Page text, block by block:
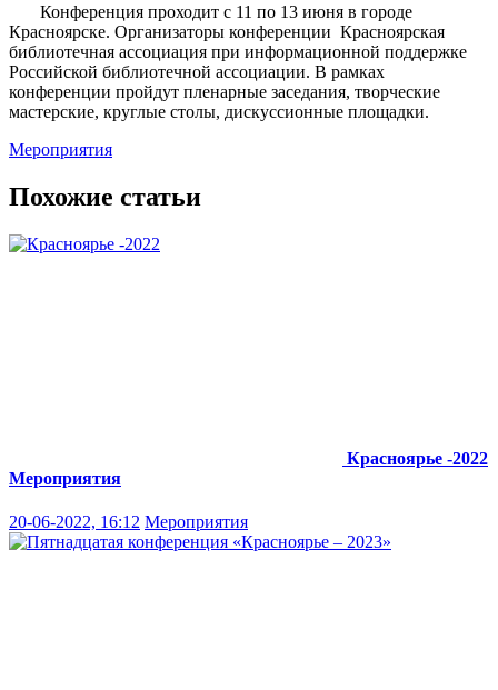
Конференция проходит с 11 по 13 июня в городе
Красноярске. Организаторы конференции Красноярская
библиотечная ассоциация при информационной поддержке
Российской библиотечной ассоциации. В рамках
конференции пройдут пленарные заседания, творческие
мастерские, круглые столы, дискуссионные площадки.
Мероприятия
Похожие статьи
Красноярье -2022
Мероприятия
20-06-2022, 16:12 Мероприятия